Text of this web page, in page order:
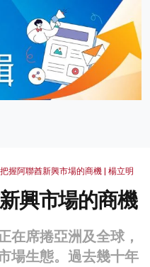
握阿聯酋新興市場的商機 | 楊立明
興市場的商機
在席捲亞洲及全球，
場生態。過去幾十年